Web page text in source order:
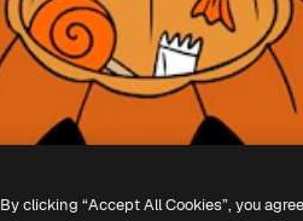
By clicking “Accept All Cookies”, you